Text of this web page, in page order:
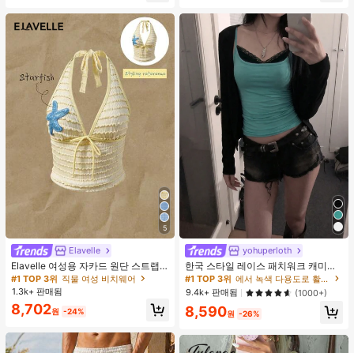
5
Elavelle
Elavelle 여성용 자카드 원단 스트랩
불가사리 장식 홀터 탑, 봄/여름에 적
합 (탑만 포함, 반바지 미포함)
#1 TOP 3위 직물 여성 비치웨어
1.3k+ 판매됨
8,702원 -24%
yohuperloth
한국 스타일 레이스 패치워크 캐미솔
탱크 탑, Y2K 에스테틱, 스트리트웨어
캐주얼 여름
#1 TOP 3위
에서 녹색 다용도로 활용 가능한 데일리 탑
9.4k+ 판매됨
(1000+)
8,590원 -26%